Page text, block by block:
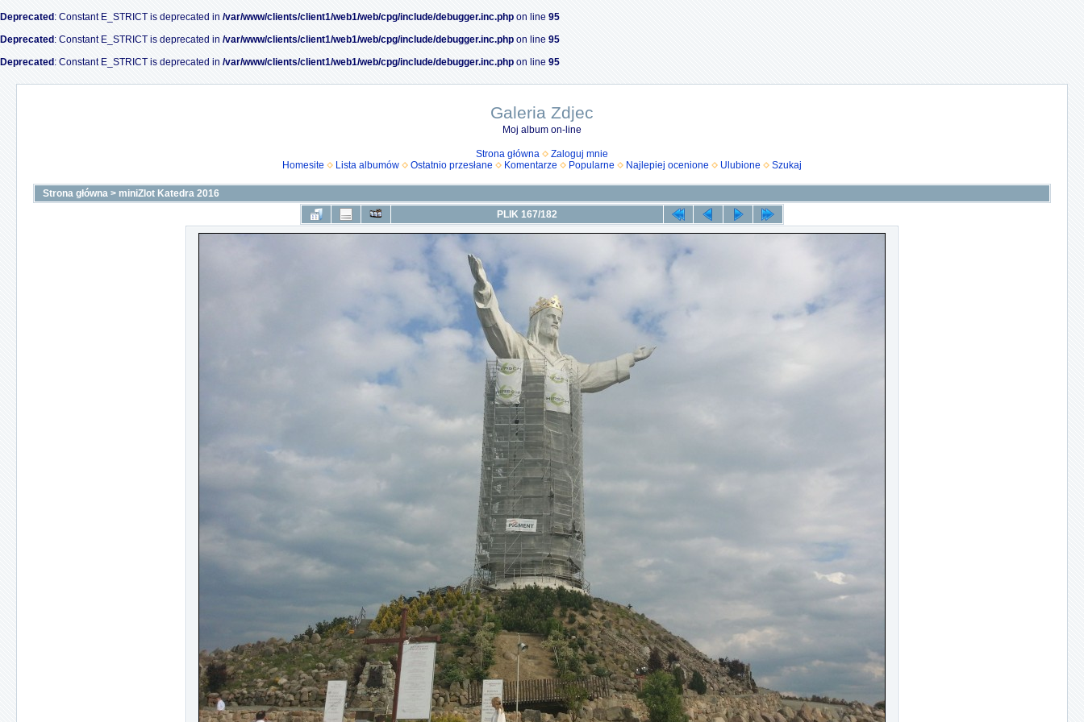
Deprecated : Constant E_STRICT is deprecated in /var/www/clients/client1/web1/web/cpg/include/debugger.inc.php on line 95
Deprecated : Constant E_STRICT is deprecated in /var/www/clients/client1/web1/web/cpg/include/debugger.inc.php on line 95
Deprecated : Constant E_STRICT is deprecated in /var/www/clients/client1/web1/web/cpg/include/debugger.inc.php on line 95
Galeria Zdjec
Moj album on-line
Strona główna
Zaloguj mnie
Homesite
Lista albumów Ostatnio przesłane Komentarze Popularne Najlepiej ocenione Ulubione Szukaj
Strona główna > miniZlot Katedra 2016
PLIK 167/182